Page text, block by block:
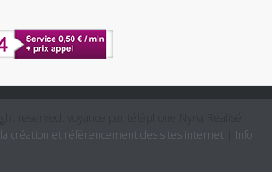
création et référencement des sites internet
Info